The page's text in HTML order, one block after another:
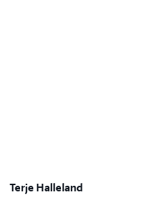
Terje Halleland